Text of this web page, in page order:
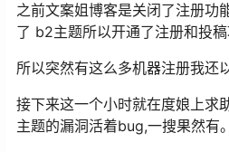
之前文案姐博客是关闭了注册功
了 b2主题所以开通了注册和投稿
所以突然有这么多机器注册我还
接下来这一个小时就在度娘上求
主题的漏洞活着bug,一搜果然有